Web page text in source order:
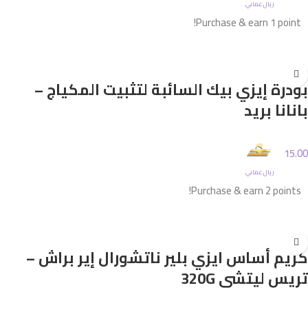
ريال عماني
Purchase & earn 1 point!
بودرة إيزي بيك السائبة لتثبيت المكياج –
بانانا بريد
15.00
ريال عماني
Purchase & earn 2 points!
كريم أساس ايزي بلير ناتشورال إير براش –
تريس ليتشي 320G